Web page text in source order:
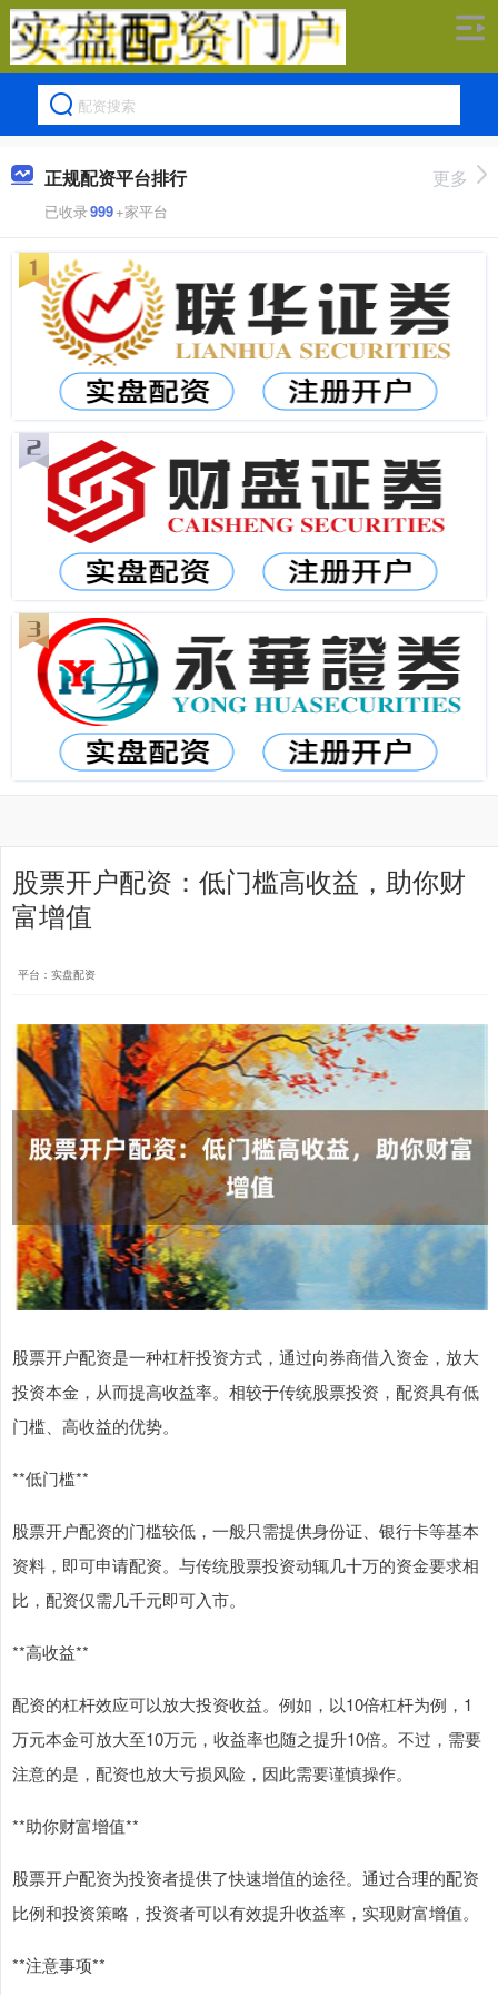
正规配资平台排行
已收录999+家平台
更多
股票开户配资：低门槛高收益，助你财
富增值
平台：实盘配资
股票开户配资是一种杠杆投资方式，通过向券商借入资金，放大
投资本金，从而提高收益率。相较于传统股票投资，配资具有低
门槛、高收益的优势。
**低门槛**
股票开户配资的门槛较低，一般只需提供身份证、银行卡等基本
资料，即可申请配资。与传统股票投资动辄几十万的资金要求相
比，配资仅需几千元即可入市。
**高收益**
配资的杠杆效应可以放大投资收益。例如，以10倍杠杆为例，1
万元本金可放大至10万元，收益率也随之提升10倍。不过，需要
注意的是，配资也放大亏损风险，因此需要谨慎操作。
**助你财富增值**
股票开户配资为投资者提供了快速增值的途径。通过合理的配资
比例和投资策略，投资者可以有效提升收益率，实现财富增值。
**注意事项**